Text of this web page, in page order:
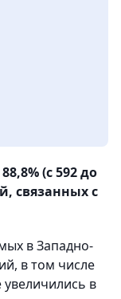
(с 592 до
связанных с
в Западно-
в том числе
в